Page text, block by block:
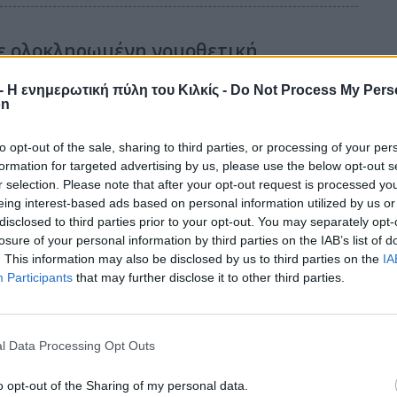
Η ενημερωτική πύλη του Κιλκίς - Do Not Process My
opt-out of the sale, sharing to third parties, or processing of your
for targeted advertising by us, please use the below opt-out
selection. Please note that after your opt-out request is processed
interest-based ads based on personal information utilized by us
to third parties prior to your opt-out. You may separately
of your personal information by third parties on the IAB’s list of
This information may also be disclosed by us to third parties on the
Participants that may further disclose it to other third parties.
Data Processing Opt Outs
opt-out of the Sharing of my personal data.
ολοκληρωμένη νομοθετική
χάρτη αναγκών»
επί του νομοσχεδίου του Υπουργείου Υγείας, με το οποίο
της δωρεάς του Ιδρύματος Νιάρχος προς το Ελληνικό
σχεδιασμό, την κατασκευή και τον εξοπλισμό του
Νοσοκομείου Θεσσαλονίκης Ίδρυμα Σταύρος Νιάρχος,
ο Υπεύθυνος Τομέα Υγείας και βουλευτής Κιλκίς του
Φραγγίδης.
του Κιλκίς, μοναδικής
(9-2-2022)